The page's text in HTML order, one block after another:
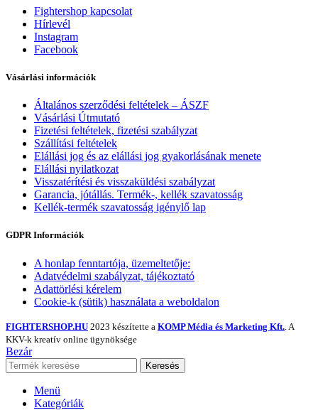
Fightershop kapcsolat
Hírlevél
Instagram
Facebook
Vásárlási információk
Általános szerződési feltételek – ÁSZF
Vásárlási Útmutató
Fizetési feltételek, fizetési szabályzat
Szállítási feltételek
Elállási jog és az elállási jog gyakorlásának menete
Elállási nyilatkozat
Visszatérítési és visszaküldési szabályzat
Garancia, jótállás. Termék-, kellék szavatosság
Kellék-termék szavatosság igénylő lap
GDPR Információk
A honlap fenntartója, üzemeltetője:
Adatvédelmi szabályzat, tájékoztató
Adattörlési kérelem
Cookie-k (sütik) használata a weboldalon
FIGHTERSHOP.HU 2023 készítette a KOMP Média és Marketing Kft. . A
KKV-k kreatív online ügynöksége
Bezár
Keresés
Menü
Kategóriák